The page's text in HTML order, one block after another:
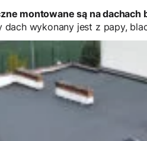
montowane są na dachach
dach wykonany jest z papy,